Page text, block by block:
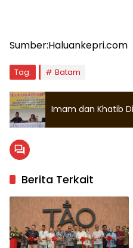
Sumber:Haluankepri.com
Tag: Batam
Imam dan Khatib
Berita Terkait